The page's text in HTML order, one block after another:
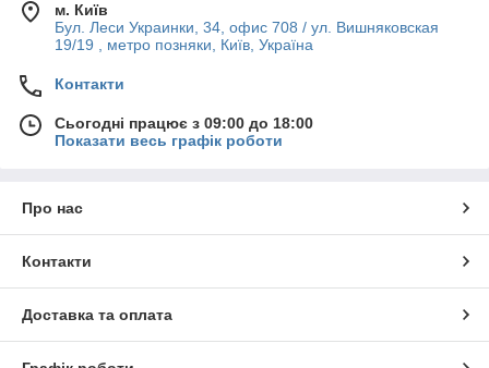
м. Київ
Бул. Леси Украинки, 34, офис 708 / ул. Вишняковская
19/19 , метро позняки, Київ, Україна
Контакти
Сьогодні працює з 09:00 до 18:00
Показати весь графік роботи
Про нас
Контакти
Доставка та оплата